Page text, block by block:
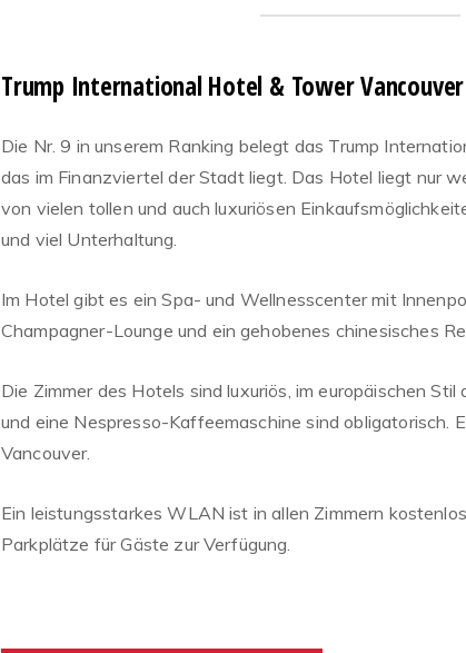
Trump International Hotel & Tower Vancouver
Die Nr. 9 in unserem Ranking belegt das Trump
das im Finanzviertel der Stadt liegt. Das Hotel liegt nur
von vielen tollen und auch luxuriösen
und viel Unterhaltung.
Im Hotel gibt es ein Spa- und Wellnesscenter mit
Champagner-Lounge und ein gehobenes chinesisches
Die Zimmer des Hotels sind luxuriös, im europäischen
und eine Nespresso-Kaffeemaschine sind obligatorisch.
Vancouver.
Ein leistungsstarkes WLAN ist in allen Zimmern
Parkplätze für Gäste zur Verfügung.